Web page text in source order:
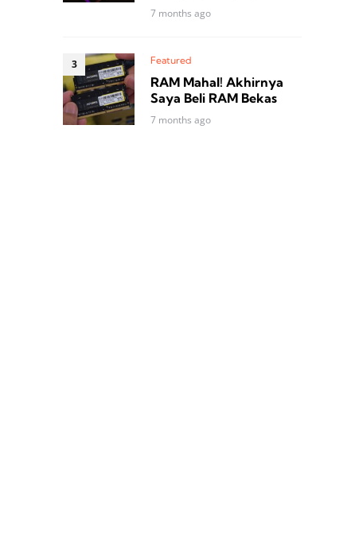
7 months ago
Featured
RAM Mahal! Akhirnya
Saya Beli RAM Bekas
7 months ago